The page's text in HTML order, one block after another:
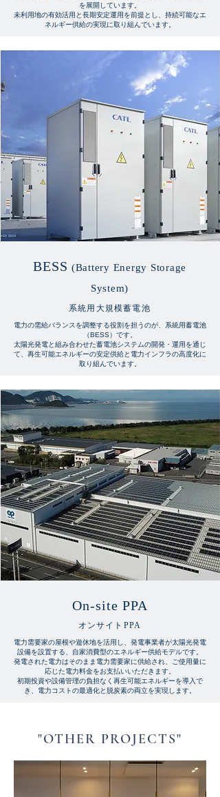
を展開しています。
未利用地の有効活用と長期安定運用を前提とし、持続可能なエ
ネルギー供給の実現に取り組んでいます。
BESS (Battery Energy Storage
System)
系統用大規模蓄電池
電力の需給バランスを調整する役割を担うのが、系統用蓄電池
（BESS）です。
太陽光発電と組み合わせた蓄電池システムの開発・運用を通じ
て、再生可能エネルギーの安定供給と電力インフラの高度化に
取り組んでいます。
On-site PPA
オンサイトPPA
電力需要家の屋根や遊休地を活用し、発電事業者が太陽光発電
設備を設置する、自家消費型のエネルギー供給モデルです。
発電された電力はそのまま電力需要家に供給され、ご使用量に
応じた電力料金をお支払いいただきます。​
初期投資や設備管理の負担なく再生可能エネルギーを導入で
き、電力コストの最適化と脱炭素の両立を実現します。
"OTHER PROJECTS"